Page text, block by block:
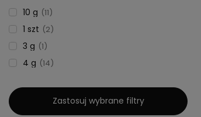
10 g
11
1 szt 2
3 g 1
4 g 14
Zastosuj wybrane filtry